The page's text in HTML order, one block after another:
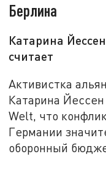
Берлина
Катарина
считает
Активистка
Катарина
Welt, что
Германии
оборонный